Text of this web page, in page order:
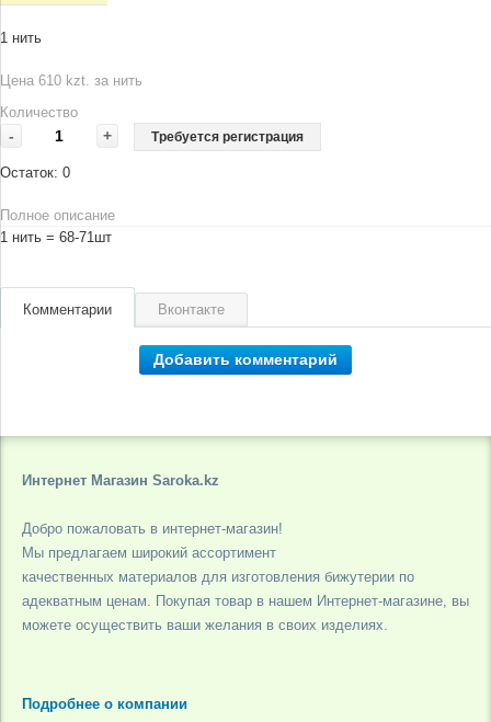
1 нить
Цена 610 kzt. за нить
Количество
- + Требуется регистрация
Остаток: 0
Полное описание
1 нить = 68-71шт
Комментарии Вконтакте
Добавить комментарий
Интернет Магазин Saroka.kz
Добро пожаловать в интернет-магазин!
Мы предлагаем широкий ассортимент
качественных материалов для изготовления бижутерии по
адекватным ценам. Покупая товар в нашем Интернет-магазине, вы
можете осуществить ваши желания в своих изделиях.
Подробнее о компании